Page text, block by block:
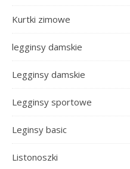
Kurtki zimowe
legginsy damskie
Legginsy damskie
Legginsy sportowe
Leginsy basic
Listonoszki